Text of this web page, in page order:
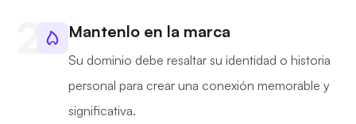
Mantenlo en la marca
Su dominio debe resaltar su identidad o historia
personal para crear una conexión memorable y
significativa.